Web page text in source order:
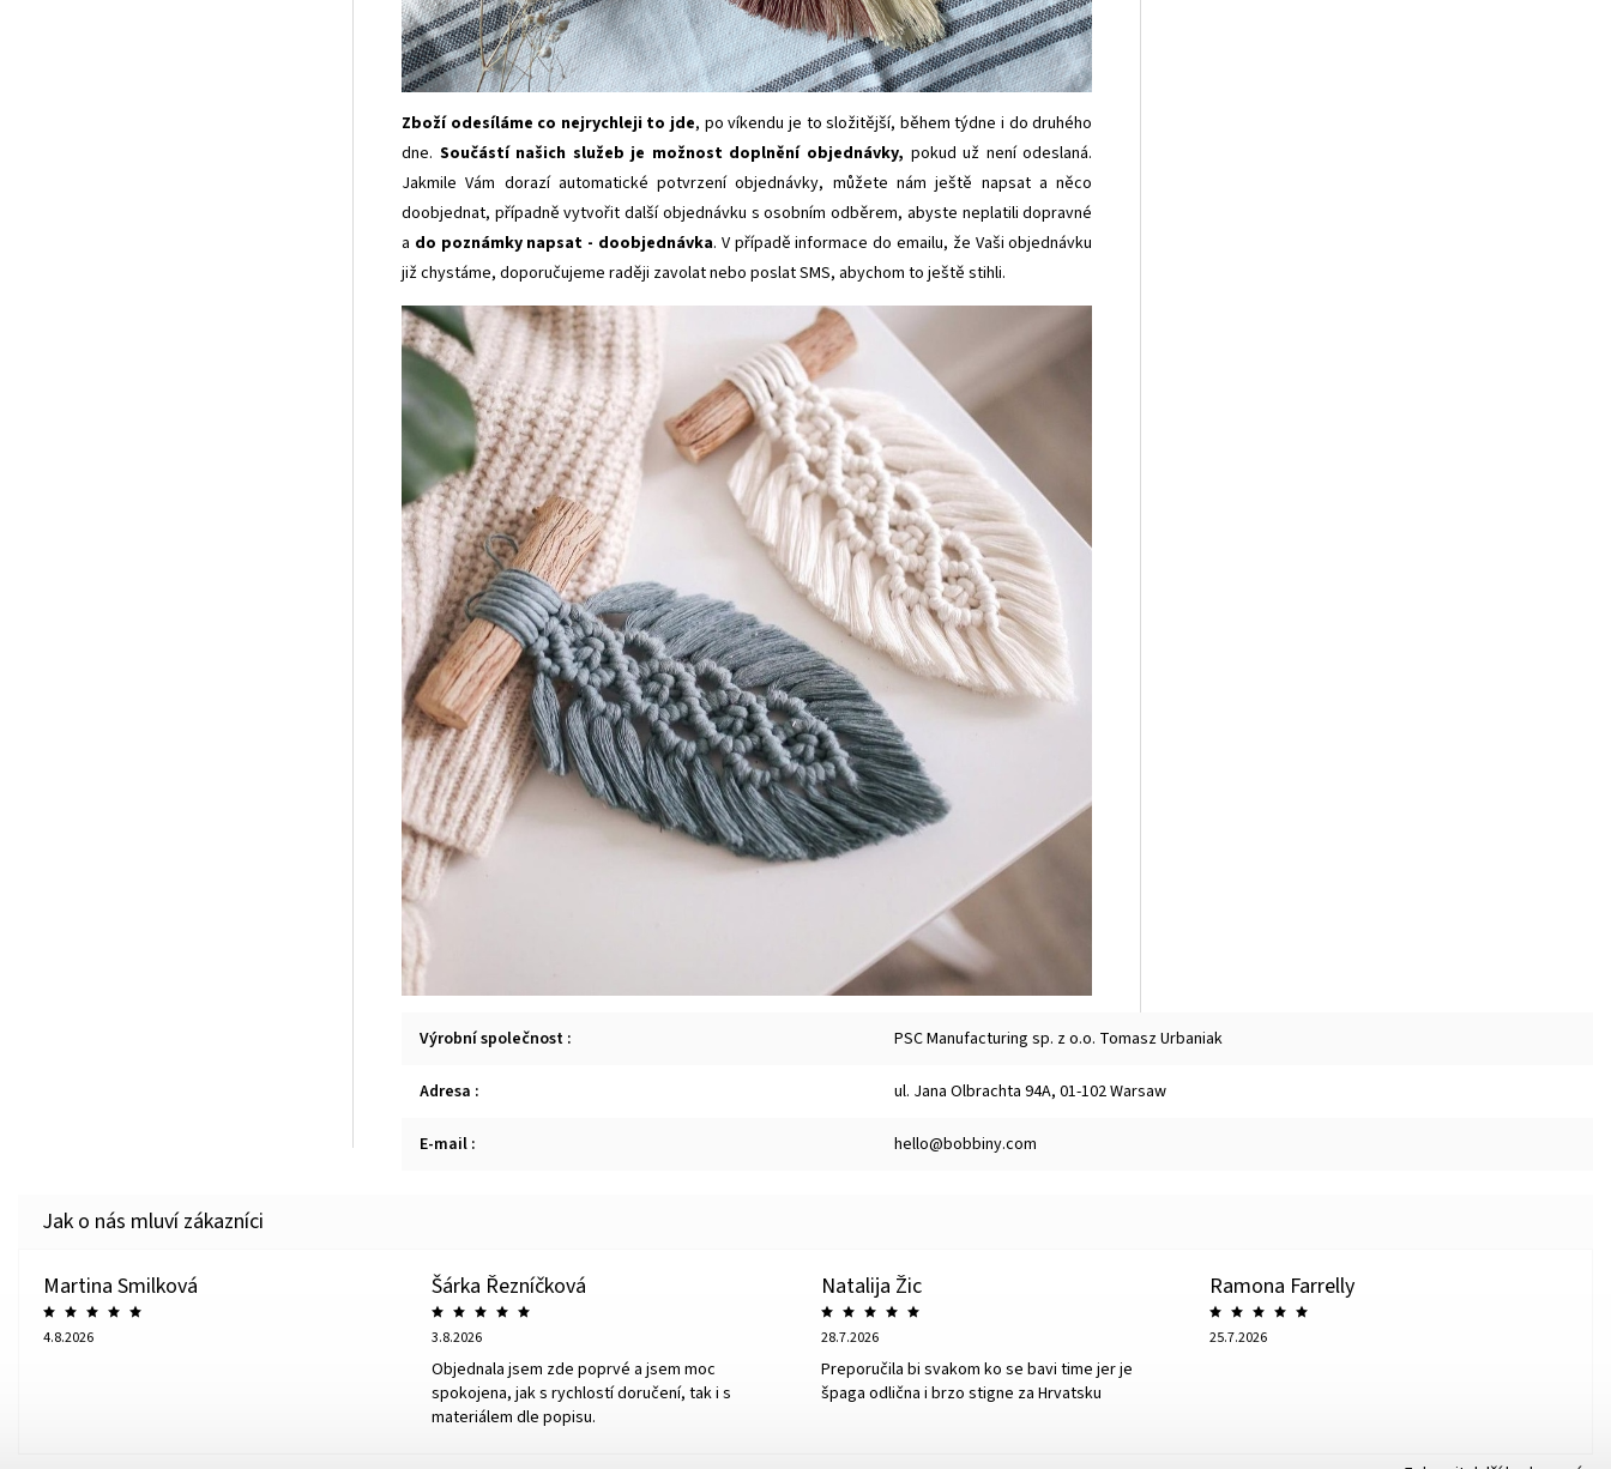
Zboží odesíláme co nejrychleji to jde, po víkendu je to složitější, během týdne i do druhého
dne. Součástí našich služeb je možnost doplnění objednávky, pokud už není odeslaná.
Jakmile Vám dorazí automatické potvrzení objednávky, můžete nám ještě napsat a něco
doobjednat, případně vytvořit další objednávku s osobním odběrem, abyste neplatili dopravné
a do poznámky napsat - doobjednávka. V případě informace do emailu, že Vaši objednávku
již chystáme, doporučujeme raději zavolat nebo poslat SMS, abychom to ještě stihli.
Výrobní společnost : PSC Manufacturing sp. z o.o. Tomasz Urbaniak
Adresa : ul. Jana Olbrachta 94A, 01-102 Warsaw
E-mail : hello@bobbiny.com
Martina Smilková
4.8.2026
Šárka Řezníčková
3.8.2026
Objednala jsem zde poprvé a jsem moc
spokojena, jak s rychlostí doručení, tak i s
materiálem dle popisu.
Natalija Žic
28.7.2026
Preporučila bi svakom ko se bavi time jer je
špaga odlična i brzo stigne za Hrvatsku
Ramona Farrelly
25.7.2026